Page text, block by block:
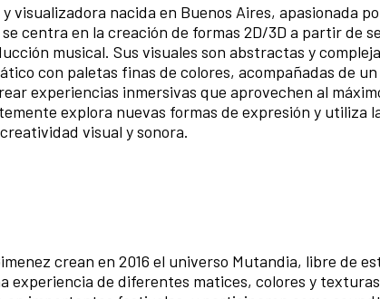
visualizadora nacida en Buenos Aires, apasionada
centra en la creación de formas 2D/3D a partir de
musical. Sus visuales son abstractas y
con paletas finas de colores, acompañadas de
experiencias inmersivas que aprovechen al
explora nuevas formas de expresión y utiliza
visual y sonora.
crean en 2016 el universo Mutandia, libre de
experiencia de diferentes matices, colores y